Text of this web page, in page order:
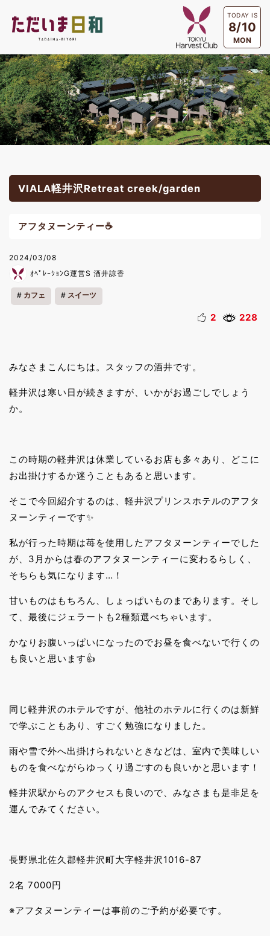
TODAY IS
8/10
MON
VIALA軽井沢Retreat creek/garden
アフタヌーンティー☕
2024/03/08
ｵﾍﾟﾚｰｼｮﾝG運営S 酒井諒香
カフェ スイーツ
2 228
みなさまこんにちは。スタッフの酒井です。
軽井沢は寒い日が続きますが、いかがお過ごしでしょう
か。
この時期の軽井沢は休業しているお店も多々あり、どこに
お出掛けするか迷うこともあると思います。
そこで今回紹介するのは、軽井沢プリンスホテルのアフタ
ヌーンティーです✨
私が行った時期は苺を使用したアフタヌーンティーでした
が、3月からは春のアフタヌーンティーに変わるらしく、
そちらも気になります…！
甘いものはもちろん、しょっぱいものまであります。そし
て、最後にジェラートも2種類選べちゃいます。
かなりお腹いっぱいになったのでお昼を食べないで行くの
も良いと思います👍
同じ軽井沢のホテルですが、他社のホテルに行くのは新鮮
で学ぶこともあり、すごく勉強になりました。
雨や雪で外へ出掛けられないときなどは、室内で美味しい
ものを食べながらゆっくり過ごすのも良いかと思います！
軽井沢駅からのアクセスも良いので、みなさまも是非足を
運んでみてください。
長野県北佐久郡軽井沢町大字軽井沢1016-87
2名 7000円
※アフタヌーンティーは事前のご予約が必要です。